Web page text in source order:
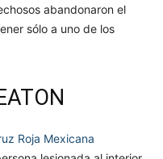
abandonaron el
sólo a uno de los
Roja Mexicana